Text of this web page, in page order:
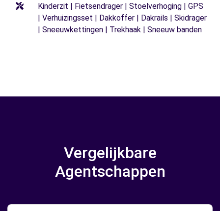
Kinderzit | Fietsendrager | Stoelverhoging | GPS
| Verhuizingsset | Dakkoffer | Dakrails | Skidrager
| Sneeuwkettingen | Trekhaak | Sneeuw banden
Vergelijkbare
Agentschappen